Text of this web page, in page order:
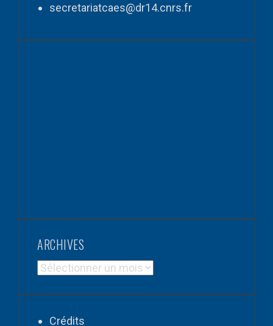
secretariatcaes@dr14.cnrs.fr
ARCHIVES
ARCHIVES
Crédits